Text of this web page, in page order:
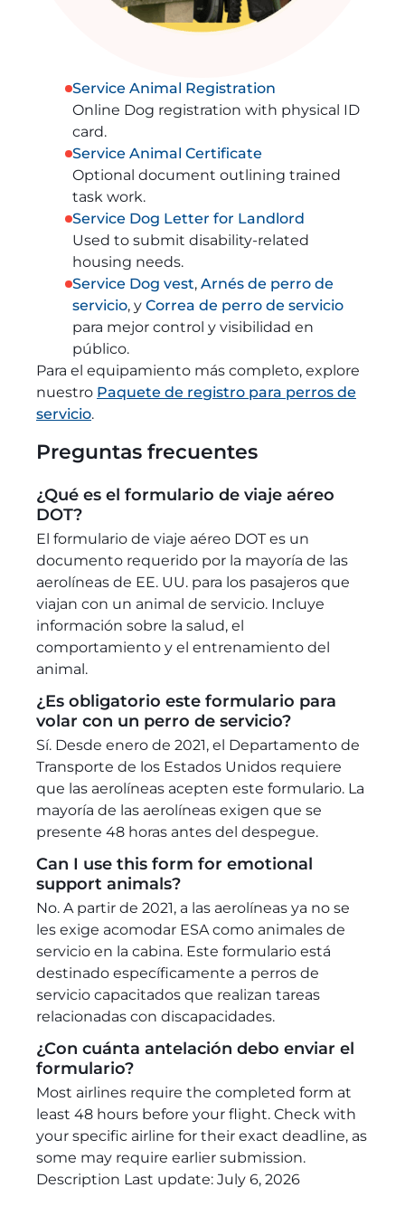
Service Animal Registration
Online Dog registration with physical ID
card.
Service Animal Certificate
Optional document outlining trained
task work.
Service Dog Letter for Landlord
Used to submit disability-related
housing needs.
Service Dog vest, Arnés de perro de
servicio, y Correa de perro de servicio
para mejor control y visibilidad en
público.
Para el equipamiento más completo, explore
nuestro Paquete de registro para perros de
servicio.
Preguntas frecuentes
¿Qué es el formulario de viaje aéreo
DOT?
El formulario de viaje aéreo DOT es un
documento requerido por la mayoría de las
aerolíneas de EE. UU. para los pasajeros que
viajan con un animal de servicio. Incluye
información sobre la salud, el
comportamiento y el entrenamiento del
animal.
¿Es obligatorio este formulario para
volar con un perro de servicio?
Sí. Desde enero de 2021, el Departamento de
Transporte de los Estados Unidos requiere
que las aerolíneas acepten este formulario. La
mayoría de las aerolíneas exigen que se
presente 48 horas antes del despegue.
Can I use this form for emotional
support animals?
No. A partir de 2021, a las aerolíneas ya no se
les exige acomodar ESA como animales de
servicio en la cabina. Este formulario está
destinado específicamente a perros de
servicio capacitados que realizan tareas
relacionadas con discapacidades.
¿Con cuánta antelación debo enviar el
formulario?
Most airlines require the completed form at
least 48 hours before your flight. Check with
your specific airline for their exact deadline, as
some may require earlier submission.
Description Last update: July 6, 2026